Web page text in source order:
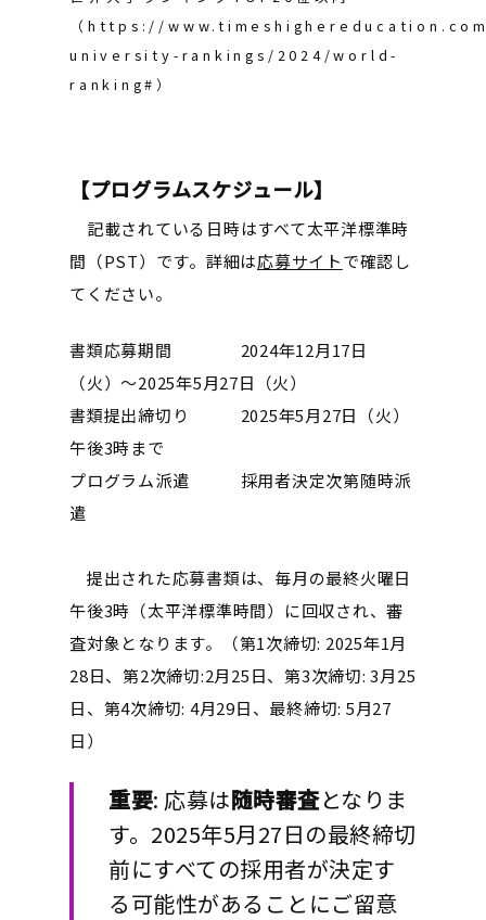
（https://
university-rankings/2024/world-
ranking#）
【プログラムスケジュール】
記載されている日時はすべて太平洋標準時
間（PST）です。詳細は応募サイトで確認し
てください。
書類応募期間 2024年12月17日
（火）〜2025年5月27日（火）
書類提出締切り 2025年5月27日（火）
午後3時まで
プログラム派遣 採用者決定次第随時派
遣
提出された応募書類は、毎月の最終火曜日
午後3時（太平洋標準時間）に回収され、審
査対象となります。（第1次締切: 2025年1月
28日、第2次締切:2月25日、第3次締切: 3月25
日、第4次締切: 4月29日、最終締切: 5月27
日）
重要: 応募は随時審査となりま
す。2025年5月27日の最終締切
前にすべての採用者が決定す
る可能性があることにご留意